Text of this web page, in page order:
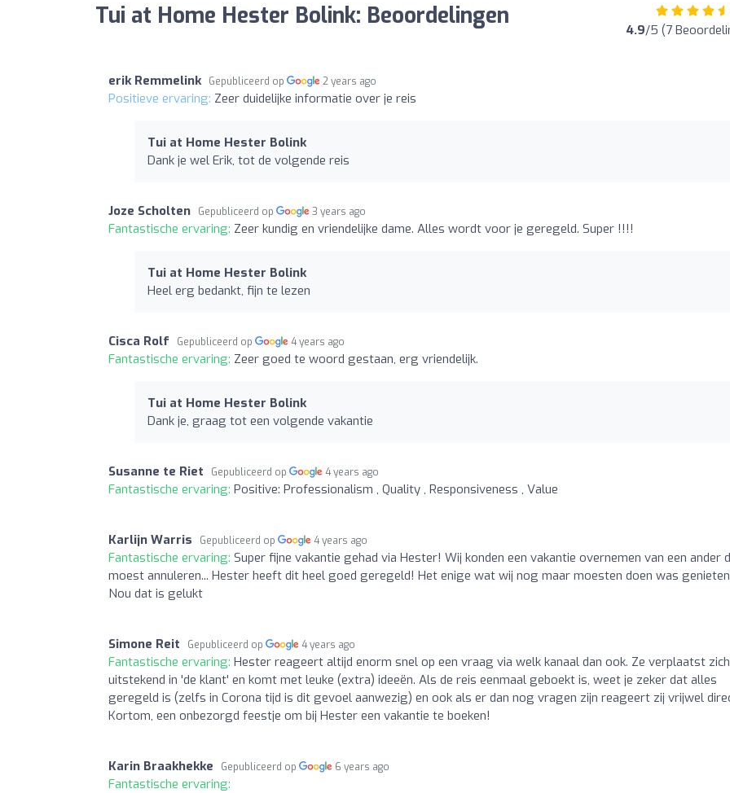
Tui at Home Hester Bolink: Beoordelingen 4.9/5 (7
erik Remmelink Gepubliceerd op 2 years ago
Positieve ervaring: Zeer duidelijke informatie over je reis
Tui at Home Hester Bolink
Dank je wel Erik, tot de volgende reis
Joze Scholten Gepubliceerd op 3 years ago
Fantastische ervaring: Zeer kundig en vriendelijke dame. Alles wordt voor je geregeld. Super !!!!
Tui at Home Hester Bolink
Heel erg bedankt, fijn te lezen
Cisca Rolf Gepubliceerd op 4 years ago
Fantastische ervaring: Zeer goed te woord gestaan, erg vriendelijk.
Tui at Home Hester Bolink
Dank je, graag tot een volgende vakantie
Susanne te Riet Gepubliceerd op 4 years ago
Fantastische ervaring: Positive: Professionalism , Quality , Responsiveness , Value
Karlijn Warris Gepubliceerd op 4 years ago
Fantastische ervaring: Super fijne vakantie gehad via Hester! Wij konden een vakantie overnemen van een ander
moest annuleren... Hester heeft dit heel goed geregeld! Het enige wat wij nog maar moesten doen was
Nou dat is gelukt
Simone Reit Gepubliceerd op 4 years ago
Fantastische ervaring: Hester reageert altijd enorm snel op een vraag via welk kanaal dan ook. Ze verplaatst zich
uitstekend in 'de klant' en komt met leuke (extra) ideeën. Als de reis eenmaal geboekt is, weet je zeker dat alles
geregeld is (zelfs in Corona tijd is dit gevoel aanwezig) en ook als er dan nog vragen zijn reageert zij vrijwel
Kortom, een onbezorgd feestje om bij Hester een vakantie te boeken!
Karin Braakhekke Gepubliceerd op 6 years ago
Fantastische ervaring: